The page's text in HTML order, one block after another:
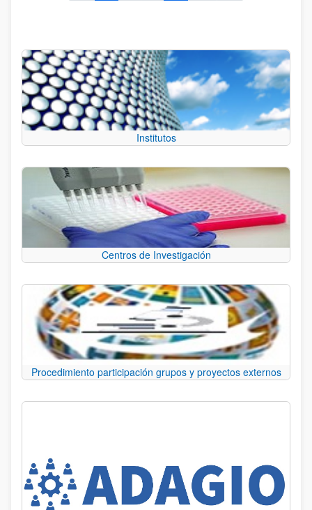
Institutos
Centros de Investigación
Procedimiento participación grupos y proyectos externos